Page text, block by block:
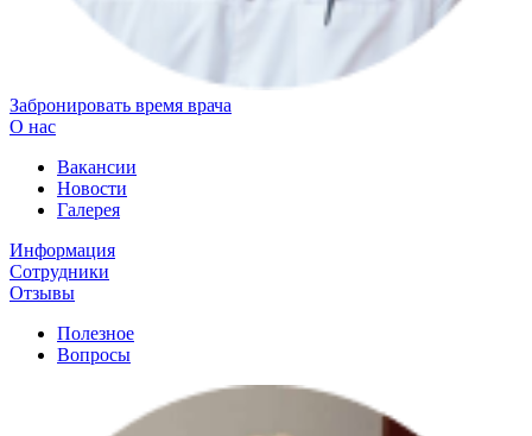
Забронировать время врача
О нас
Вакансии
Новости
Галерея
Информация
Сотрудники
Отзывы
Полезное
Вопросы